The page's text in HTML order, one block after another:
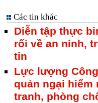
Các tin khác
Diễn tập thực
rối về an ninh,
tin
Lực lượng
quản ngại hiểm
tranh, phòng